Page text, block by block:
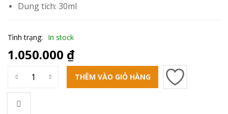
Dung tích: 30ml
Tình trạng: In stock
1.050.000 ₫
THÊM VÀO GIỎ HÀNG